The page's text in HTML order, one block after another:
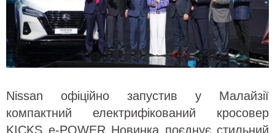
Nissan офіційно запустив у Малайзії
компактний електрифікований кросовер
KICKS e-POWER Новинка поєднує стильний